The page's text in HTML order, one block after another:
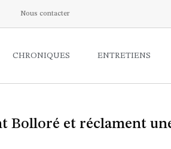
Nous contacter
CHRONIQUES ENTRETIENS
Bolloré et réclament